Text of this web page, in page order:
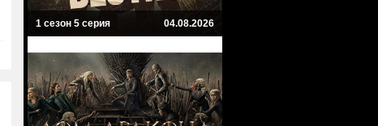
1 сезон 5 серия 04.08.2026